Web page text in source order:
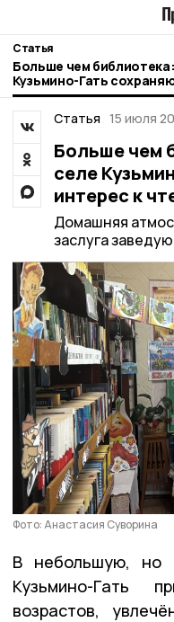
Статья
Больше чем библиотека:
Кузьмино-Гать
чтению и истории
Статья 15 июля
Больше чем
селе
интерес к
Домашняя
заслуга
Фото: Анастасия Суворина
В небольшую, но
Кузьмино-Гать
возрастов,